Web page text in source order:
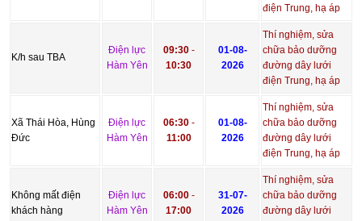
điện Trung, hạ áp
K/h sau TBA
Điện lực
Hàm Yên
09:30-
10:30
01-08-
2026
Thí nghiệm, sửa
chữa bảo dưỡng
đường dây lưới
điện Trung, hạ áp
Xã Thái Hòa, Hùng
Đức
Điện lực
Hàm Yên
06:30-
11:00
01-08-
2026
Thí nghiệm, sửa
chữa bảo dưỡng
đường dây lưới
điện Trung, hạ áp
Không mất điện
khách hàng
Điện lực
Hàm Yên
06:00-
17:00
31-07-
2026
Thí nghiệm, sửa
chữa bảo dưỡng
đường dây lưới